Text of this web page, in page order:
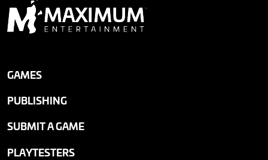
GAMES
PUBLISHING
SUBMIT A GAME
PLAYTESTERS